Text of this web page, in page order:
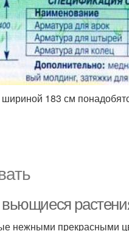
183 см
нежными прекрасными